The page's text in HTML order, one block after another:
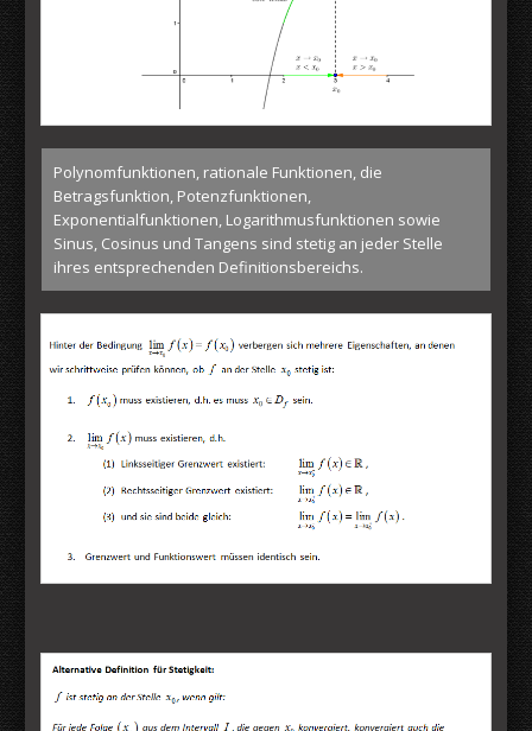
Polynomfunktionen, rationale Funktionen, die
Betragsfunktion, Potenzfunktionen,
Exponentialfunktionen, Logarithmusfunktionen sowie
Sinus, Cosinus und Tangens sind stetig an jeder Stelle
ihres entsprechenden Definitionsbereichs.